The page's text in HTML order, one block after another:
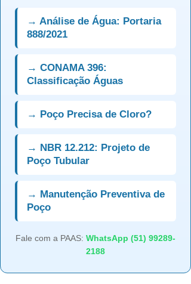
→ Análise de Água: Portaria
888/2021
→ CONAMA 396:
Classificação Águas
→ Poço Precisa de Cloro?
→ NBR 12.212: Projeto de
Poço Tubular
→ Manutenção Preventiva de
Poço
Fale com a PAAS: WhatsApp (51) 99289-
2188